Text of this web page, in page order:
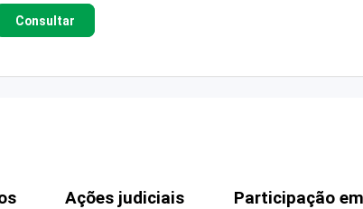
Consultar
Ações judiciais Participação